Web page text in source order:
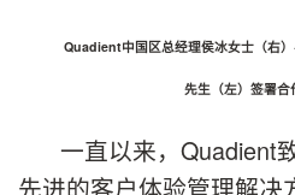
Quadient中国区总经理侯冰女士（右
先生（左）签署合
一直以来，Quadient
先进的客户体验管理解决